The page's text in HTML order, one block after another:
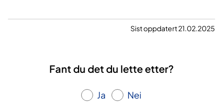
Sist oppdatert 21.02.2025
Fant du det du lette etter?
Ja Nei